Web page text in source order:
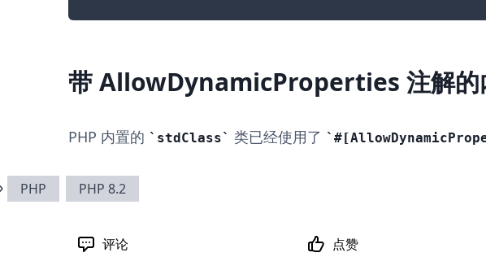
带 AllowDynamicProperties 注解的
PHP 内置的 stdClass 类已经使用了
PHP PHP 8.2
评论 点赞